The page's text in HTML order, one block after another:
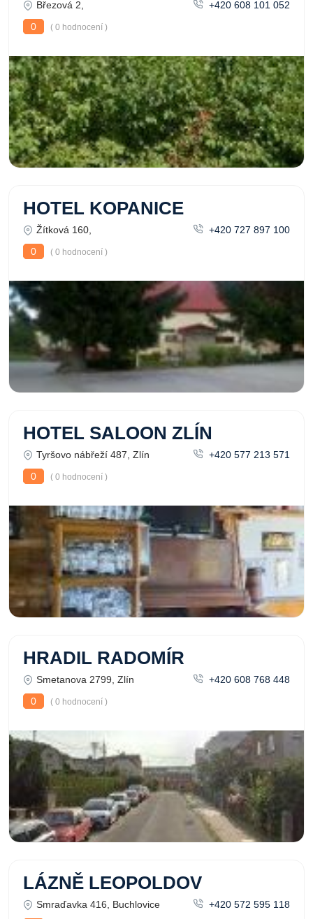
Březová 2,
+420 608 101 052
0
( 0 hodnocení )
HOTEL KOPANICE
Žítková 160,
+420 727 897 100
0
( 0 hodnocení )
HOTEL SALOON ZLÍN
Tyršovo nábřeží 487, Zlín
+420 577 213 571
0
( 0 hodnocení )
HRADIL RADOMÍR
Smetanova 2799, Zlín
+420 608 768 448
0
( 0 hodnocení )
LÁZNĚ LEOPOLDOV
Smraďavka 416, Buchlovice
+420 572 595 118